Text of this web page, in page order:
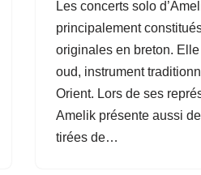
Les concerts solo
principalement
originales en breton. Elle
oud, instrument
Orient. Lors de ses
Amelik présente aussi
tirées de…